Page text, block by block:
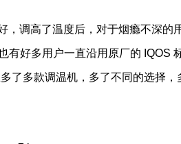
调高了温度后，对于烟瘾不深的
好多用户一直沿用原厂的 IQOS
了多款调温机，多了不同的选择，